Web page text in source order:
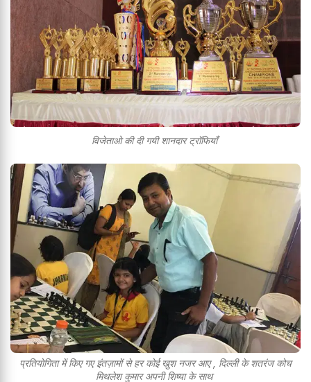
विजेताओ की दी गयी शानदार ट्रॉफियाँ
प्रतियोगिता में किए गए इंतज़ामों से हर कोई खुश नजर आए , दिल्ली के शतरंज कोच
मिथलेश कुमार अपनी शिष्या के साथ